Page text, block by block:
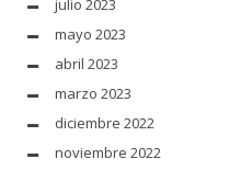
julio 2023
mayo 2023
abril 2023
marzo 2023
diciembre 2022
noviembre 2022